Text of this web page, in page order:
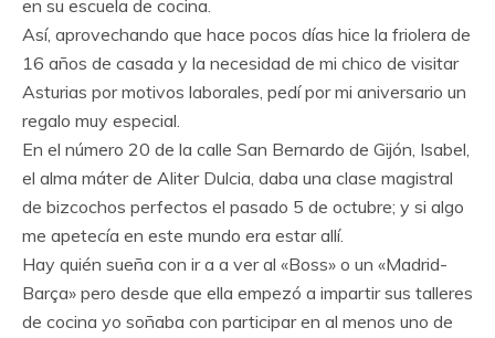
en su escuela de cocina.
Así, aprovechando que hace pocos días hice la friolera de
16 años de casada y la necesidad de mi chico de visitar
Asturias por motivos laborales, pedí por mi aniversario un
regalo muy especial.
En el número 20 de la calle San Bernardo de Gijón, Isabel,
el alma máter de Aliter Dulcia, daba una clase magistral
de bizcochos perfectos el pasado 5 de octubre; y si algo
me apetecía en este mundo era estar allí.
Hay quién sueña con ir a a ver al «Boss» o un «Madrid-
Barça» pero desde que ella empezó a impartir sus talleres
de cocina yo soñaba con participar en al menos uno de